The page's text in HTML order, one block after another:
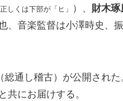
しくは下部が「ヒ」 ）、 財木
、音楽監督は小澤時史、
通し稽古）が公開され
にお届けする。